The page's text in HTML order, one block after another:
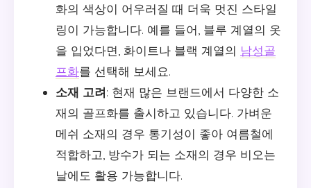
화의 색상이 어우러질 때 더욱 멋진 스타일
링이 가능합니다. 예를 들어, 블루 계열의 옷
을 입었다면, 화이트나 블랙 계열의 남성골
프화를 선택해 보세요.
소재 고려: 현재 많은 브랜드에서 다양한 소
재의 골프화를 출시하고 있습니다. 가벼운
메쉬 소재의 경우 통기성이 좋아 여름철에
적합하고, 방수가 되는 소재의 경우 비오는
날에도 활용 가능합니다.